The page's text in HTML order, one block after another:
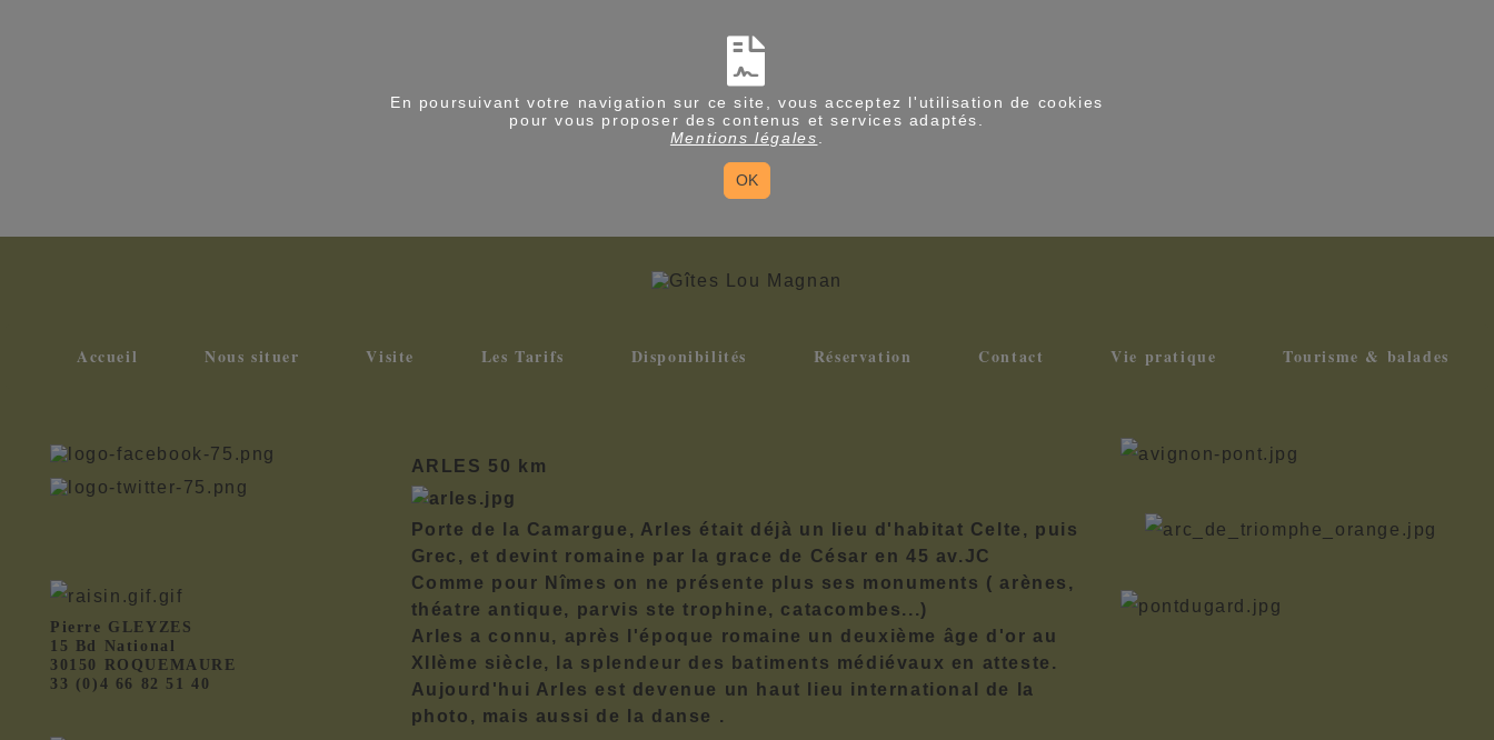
En poursuivant votre navigation sur ce site, vous acceptez l'utilisation de cookies
pour vous proposer des contenus et services adaptés.
Mentions légales
OK
Accueil Nous situer Visite Les Tarifs Disponibilités Réservation Contact Vie pratique Tourisme & balades
Pierre GLEYZES
15 Bd National
30150 ROQUEMAURE
33 (0)4 66 82 51 40
ARLES 50 km
Porte de la Camargue, Arles était déjà un lieu d'habitat Celte, puis
Grec, et devint romaine par la grace de César en 45 av.JC
Comme pour Nîmes on ne présente plus ses monuments ( arènes,
théatre antique, parvis ste trophine, catacombes...)
Arles a connu, après l'époque romaine un deuxième âge d'or au
XIIème siècle, la splendeur des batiments médiévaux en atteste.
Aujourd'hui Arles est devenue un haut lieu international de la
photo, mais aussi de la danse .